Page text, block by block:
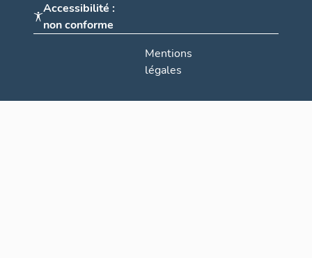
Accessibilité :
non conforme
Mentions
légales